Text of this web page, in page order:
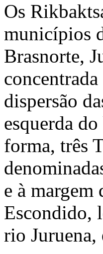
Os
municípios
Brasnorte,
dispersão
esquerda
forma, três
e à margem
Escondido,
rio Juruena,